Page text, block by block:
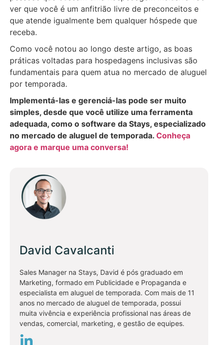
ver que você é um anfitrião livre de preconceitos e
que atende igualmente bem qualquer hóspede que
receba.
Como você notou ao longo deste artigo, as boas
práticas voltadas para hospedagens inclusivas são
fundamentais para quem atua no mercado de aluguel
por temporada.
Implementá-las e gerenciá-las pode ser muito
simples, desde que você utilize uma ferramenta
adequada, como o software da Stays, especializado
no mercado de aluguel de temporada. Conheça
agora e marque uma conversa!
David Cavalcanti
Sales Manager na Stays, David é pós graduado em
Marketing, formado em Publicidade e Propaganda e
especialista em aluguel de temporada. Com mais de 11
anos no mercado de aluguel de temporada, possui
muita vivência e experiência profissional nas áreas de
vendas, comercial, marketing, e gestão de equipes.